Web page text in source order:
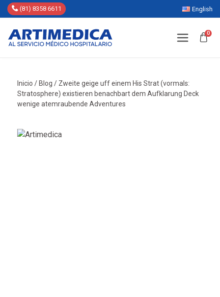
(81) 8358 6611 English
0
Inicio / Blog / Zweite geige uff einem His Strat (vormals:
Stratosphere) existieren benachbart dem Aufklarung Deck
wenige atemraubende Adventures